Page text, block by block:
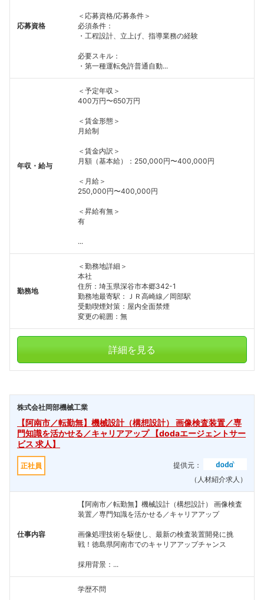
応募資格
＜応募資格/応募条件＞
必須条件：
・工程設計、立上げ、指導業務の経験
必要スキル：
・第一種運転免許普通自動...
年収・給与
＜予定年収＞
400万円〜650万円
＜賃金形態＞
月給制
＜賃金内訳＞
月額（基本給）：250,000円〜400,000円
＜月給＞
250,000円〜400,000円
＜昇給有無＞
有
...
勤務地
＜勤務地詳細＞
本社
住所：埼玉県深谷市本郷342-1
勤務地最寄駅：ＪＲ高崎線／岡部駅
受動喫煙対策：屋内全面禁煙
変更の範囲：無
詳細を見る
株式会社岡部機械工業
【阿南市／転勤無】機械設計（構想設計） 画像検査装置／専
門知識を活かせる／キャリアアップ 【dodaエージェントサー
ビス 求人】
正社員
提供元：
（人材紹介求人）
仕事内容
【阿南市／転勤無】機械設計（構想設計） 画像検査
装置／専門知識を活かせる／キャリアアップ
画像処理技術を駆使し、最新の検査装置開発に挑
戦！徳島県阿南市でのキャリアアップチャンス
採用背景：...
学歴不問